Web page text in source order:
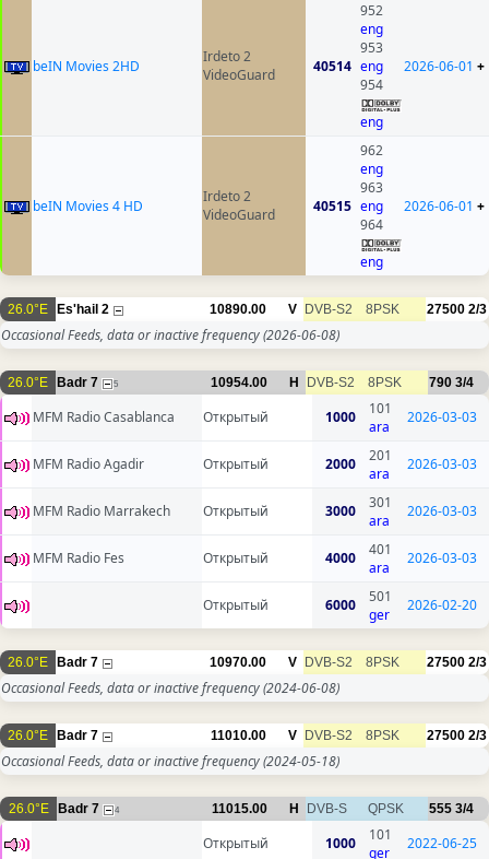
beIN Movies 2HD
Irdeto 2
VideoGuard
40514
952
eng
953
eng
954
eng
2026-06-01 +
beIN Movies 4 HD
Irdeto 2
VideoGuard
40515
962
eng
963
eng
964
eng
2026-06-01 +
26.0°E Es'hail 2 10890.00 V DVB-S2 8PSK 27500 2/3
Occasional Feeds, data or inactive frequency(2026-06-08)
26.0°E Badr 7 5 10954.00 H DVB-S2 8PSK 790 3/4
MFM Radio Casablanca Открытый 1000
101
ara
2026-03-03
MFM Radio Agadir Открытый 2000
201
ara
2026-03-03
MFM Radio Marrakech Открытый 3000
301
ara
2026-03-03
MFM Radio Fes Открытый 4000
401
ara
2026-03-03
Открытый 6000
501
ger
2026-02-20
26.0°E Badr 7 10970.00 V DVB-S2 8PSK 27500 2/3
Occasional Feeds, data or inactive frequency(2024-06-08)
26.0°E Badr 7 11010.00 V DVB-S2 8PSK 27500 2/3
Occasional Feeds, data or inactive frequency(2024-05-18)
26.0°E Badr 7 4 11015.00 H DVB-S QPSK 555 3/4
Открытый 1000
101
ger
2022-06-25